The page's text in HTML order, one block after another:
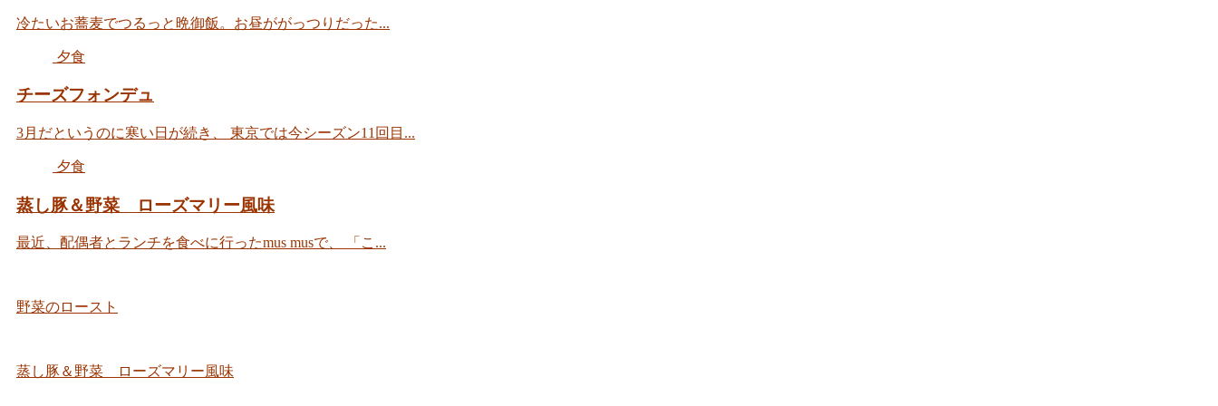
冷たいお蕎麦でつるっと晩御飯。お昼ががっつりだった...
夕食
チーズフォンデュ
3月だというのに寒い日が続き、 東京では今シーズン11回目...
夕食
蒸し豚＆野菜 ローズマリー風味
最近、配偶者とランチを食べに行ったmus musで、 「こ...
野菜のロースト
蒸し豚＆野菜 ローズマリー風味